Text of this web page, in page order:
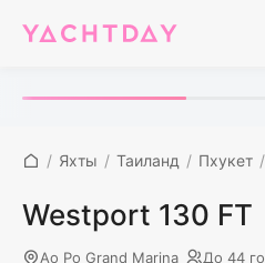
/ Яхты / Таиланд / Пхукет /
Westport 130 FT
Ao Po Grand Marina До 44